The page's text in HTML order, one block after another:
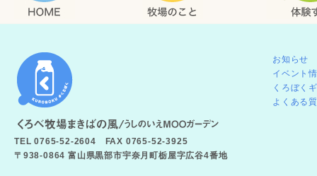
TEL 0765-52-2604 FAX 0765-52-3925
〒938-0864 富山県黒部市宇奈月町栃屋字広谷4番地
お知らせ
イベント
くろぼく
よくある